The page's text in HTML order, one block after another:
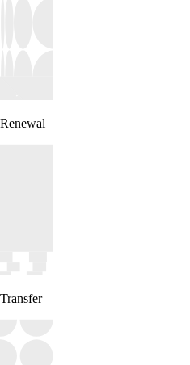
Renewal
Transfer